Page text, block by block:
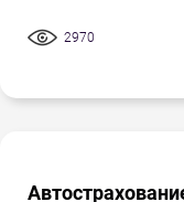
2970